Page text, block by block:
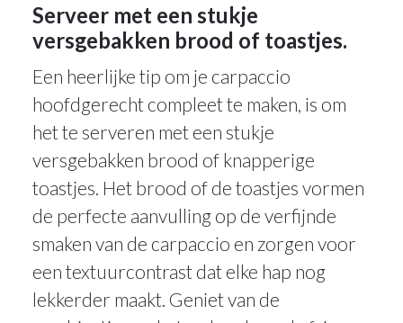
Serveer met een stukje
versgebakken brood of toastjes.
Een heerlijke tip om je carpaccio
hoofdgerecht compleet te maken, is om
het te serveren met een stukje
versgebakken brood of knapperige
toastjes. Het brood of de toastjes vormen
de perfecte aanvulling op de verfijnde
smaken van de carpaccio en zorgen voor
een textuurcontrast dat elke hap nog
lekkerder maakt. Geniet van de